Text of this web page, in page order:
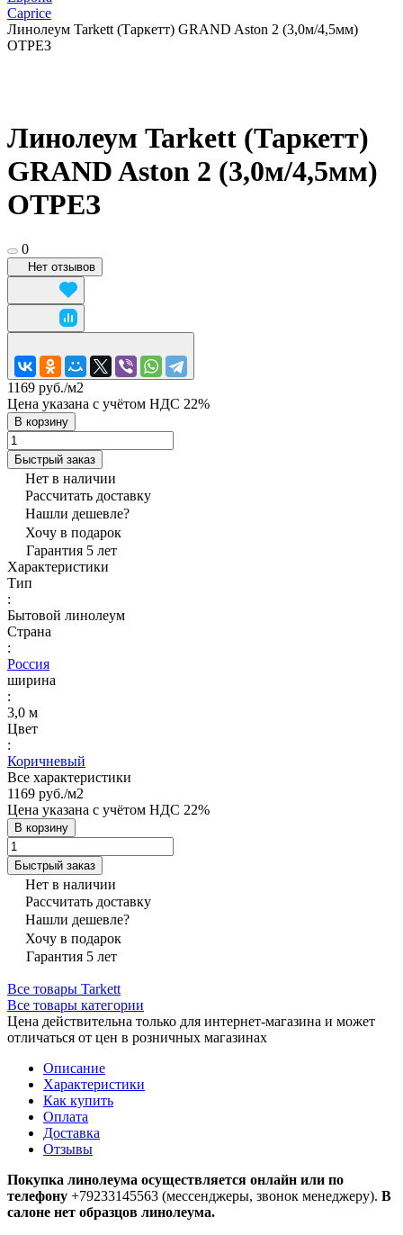
Caprice
Линолеум Tarkett (Таркетт) GRAND Aston 2 (3,0м/4,5мм)
ОТРЕЗ
Линолеум Tarkett (Таркетт)
GRAND Aston 2 (3,0м/4,5мм)
ОТРЕЗ
0
Нет отзывов
1169 руб./м2
Цена указана с учётом НДС 22%
В корзину
Быстрый заказ
Нет в наличии
Рассчитать доставку
Нашли дешевле?
Хочу в подарок
Гарантия 5 лет
Характеристики
Тип
:
Бытовой линолеум
Страна
:
Россия
ширина
:
3,0 м
Цвет
:
Коричневый
Все характеристики
1169 руб./м2
Цена указана с учётом НДС 22%
В корзину
Быстрый заказ
Нет в наличии
Рассчитать доставку
Нашли дешевле?
Хочу в подарок
Гарантия 5 лет
Все товары Tarkett
Все товары категории
Цена действительна только для интернет-магазина и может
отличаться от цен в розничных магазинах
Описание
Характеристики
Как купить
Оплата
Доставка
Отзывы
Покупка линолеума осуществляется онлайн или по
телефону +79233145563 (мессенджеры, звонок менеджеру). В
салоне нет образцов линолеума.